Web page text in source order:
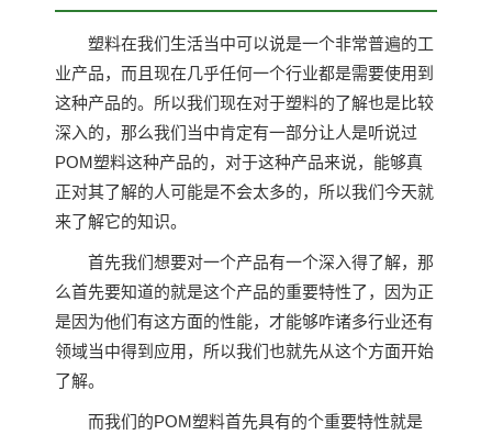
塑料在我们生活当中可以说是一个非常普遍的工
业产品，而且现在几乎任何一个行业都是需要使用到
这种产品的。所以我们现在对于塑料的了解也是比较
深入的，那么我们当中肯定有一部分让人是听说过
POM塑料这种产品的，对于这种产品来说，能够真
正对其了解的人可能是不会太多的，所以我们今天就
来了解它的知识。
首先我们想要对一个产品有一个深入得了解，那
么首先要知道的就是这个产品的重要特性了，因为正
是因为他们有这方面的性能，才能够咋诸多行业还有
领域当中得到应用，所以我们也就先从这个方面开始
了解。
而我们的POM塑料首先具有的个重要特性就是